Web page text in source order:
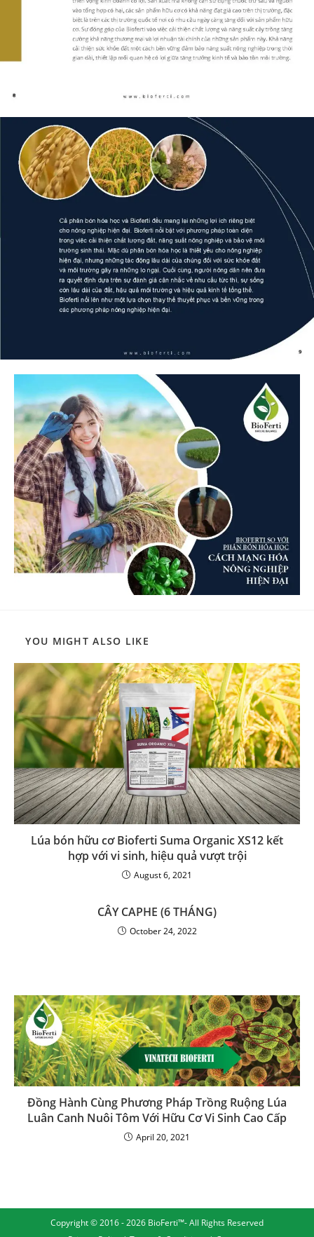
YOU MIGHT ALSO LIKE
Lúa bón hữu cơ Bioferti Suma Organic XS12 kết
hợp với vi sinh, hiệu quả vượt trội
August 6, 2021
CÂY CAPHE (6 THÁNG)
October 24, 2022
Đồng Hành Cùng Phương Pháp Trồng Ruộng Lúa
Luân Canh Nuôi Tôm Với Hữu Cơ Vi Sinh Cao Cấp
April 20, 2021
Copyright © 2016 - 2026 BioFerti™- All Rights Reserved